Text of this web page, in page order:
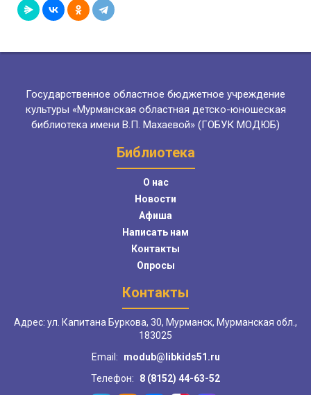
Государственное областное бюджетное учреждение
культуры «Мурманская областная детско-юношеская
библиотека имени В.П. Махаевой» (ГОБУК МОДЮБ)
Библиотека
О нас
Новости
Афиша
Написать нам
Контакты
Опросы
Контакты
Адрес: ул. Капитана Буркова, 30, Мурманск, Мурманская обл.,
183025
Email:
modub@libkids51.ru
Телефон:
8 (8152) 44-63-52